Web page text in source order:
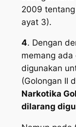
2009
ayat 3).
4. Dengan
memang
digunakan
(Golongan II
Narkotika
dilarang